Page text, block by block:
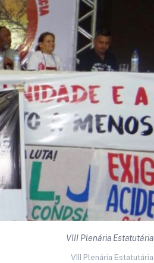
VIII Plenária Estatutária
VIII Plenária Estatutária